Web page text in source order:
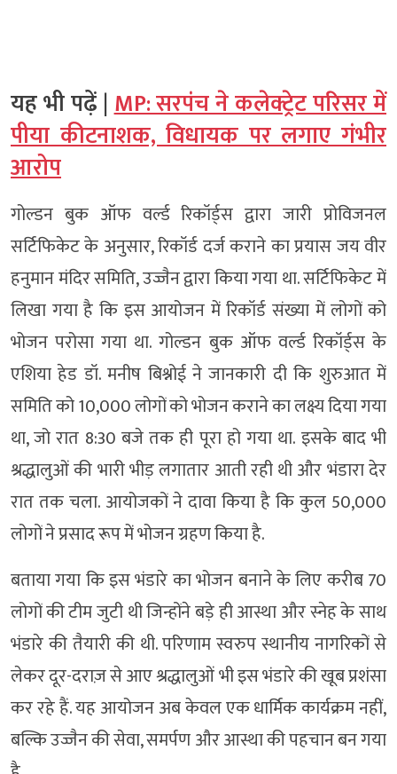
यह भी पढ़ें |MP: सरपंच ने कलेक्ट्रेट परिसर में
पीया कीटनाशक, विधायक पर लगाए गंभीर
आरोप
गोल्डन बुक ऑफ वर्ल्ड रिकॉर्ड्स द्वारा जारी प्रोविजनल
सर्टिफिकेट के अनुसार, रिकॉर्ड दर्ज कराने का प्रयास जय वीर
हनुमान मंदिर समिति, उज्जैन द्वारा किया गया था. सर्टिफिकेट में
लिखा गया है कि इस आयोजन में रिकॉर्ड संख्या में लोगों को
भोजन परोसा गया था. गोल्डन बुक ऑफ वर्ल्ड रिकॉर्ड्स के
एशिया हेड डॉ. मनीष बिश्नोई ने जानकारी दी कि शुरुआत में
समिति को 10,000 लोगों को भोजन कराने का लक्ष्य दिया गया
था, जो रात 8:30 बजे तक ही पूरा हो गया था. इसके बाद भी
श्रद्धालुओं की भारी भीड़ लगातार आती रही थी और भंडारा देर
रात तक चला. आयोजकों ने दावा किया है कि कुल 50,000
लोगों ने प्रसाद रूप में भोजन ग्रहण किया है.
बताया गया कि इस भंडारे का भोजन बनाने के लिए करीब 70
लोगों की टीम जुटी थी जिन्होंने बड़े ही आस्था और स्नेह के साथ
भंडारे की तैयारी की थी. परिणाम स्वरुप स्थानीय नागरिकों से
लेकर दूर-दराज़ से आए श्रद्धालुओं भी इस भंडारे की खूब प्रशंसा
कर रहे हैं. यह आयोजन अब केवल एक धार्मिक कार्यक्रम नहीं,
बल्कि उज्जैन की सेवा, समर्पण और आस्था की पहचान बन गया